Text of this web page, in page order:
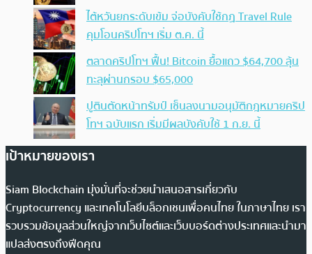
ไต้หวันยกระดับเข้ม จ่อบังคับใช้กฏ Travel Rule
คุมโอนคริปโทฯ เริ่ม ต.ค. นี้
ตลาดคริปโทฯ ฟื้น! Bitcoin ยื้อแถว $64,700 ลุ้น
ทะลุผ่านกรอบ $65,000
ปูตินตัดหน้าทรัมป์ เซ็นลงนามอนุมัติกฎหมายคริป
โทฯ ฉบับแรก เริ่มมีผลบังคับใช้ 1 ก.ย. นี้
เป้าหมายของเรา
Siam Blockchain มุ่งมั่นที่จะช่วยนำเสนอสารเกี่ยวกับ
Cryptocurrency และเทคโนโลยีบล็อกเชนเพื่อคนไทย ในภาษาไทย เรา
รวบรวมข้อมูลส่วนใหญ่จากเว็บไซต์และเว็บบอร์ดต่างประเทศและนำมา
แปลส่งตรงถึงฟีดคุณ